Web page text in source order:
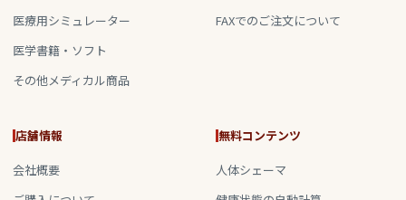
医療用シミュレーター
医学書籍・ソフト
その他メディカル商品
FAXでのご注文について
店舗情報
会社概要
無料コンテンツ
人体シェーマ